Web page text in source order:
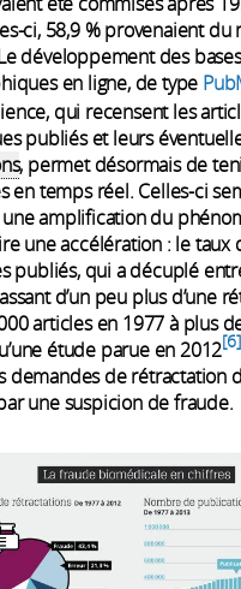
ci, 58,9 % provenaient du
développement des
en ligne, de type
qui recensent les
publiés et leurs
, permet désormais de
en temps réel. Celles-ci
amplification du
une accélération : le taux
publiés, qui a décuplé
d’un peu plus d’une
articles en 1977 à plus
étude parue en 2012 6
demandes de rétractation
une suspicion de fraude.